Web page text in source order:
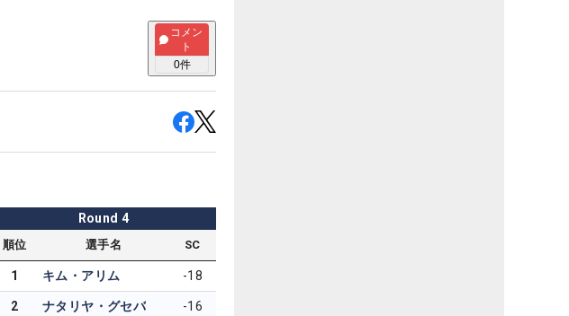
コメン
ト
0件
Round 4
順位 選手名 SC
1 キム・アリム -18
2 ナタリヤ・グセバ -16